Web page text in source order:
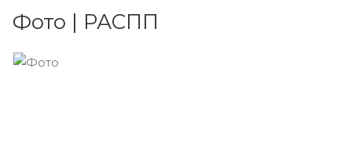
Фото | РАСПП